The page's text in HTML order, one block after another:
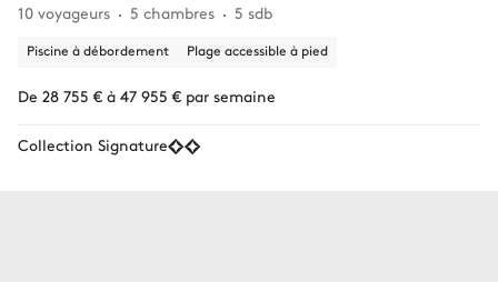
10 voyageurs
5 chambres 5 sdb
Piscine à débordement Plage accessible à pied
De 28 755 € à 47 955 € par semaine
Collection Signature